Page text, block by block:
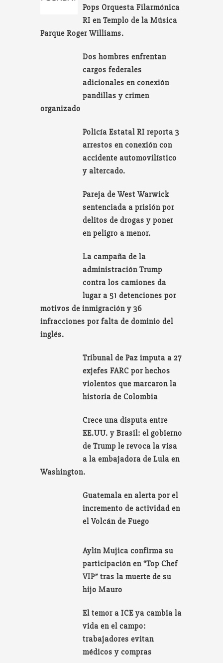
Pops Orquesta Filarmónica
RI en Templo de la Música
Parque Roger Williams.
Dos hombres enfrentan
cargos federales
adicionales en conexión
pandillas y crimen
organizado
Policía Estatal RI reporta 3
arrestos en conexión con
accidente automovilístico
y altercado.
Pareja de West Warwick
sentenciada a prisión por
delitos de drogas y poner
en peligro a menor.
La campaña de la
administración Trump
contra los camiones da
lugar a 51 detenciones por
motivos de inmigración y 36
infracciones por falta de dominio del
inglés.
Tribunal de Paz imputa a 27
exjefes FARC por hechos
violentos que marcaron la
historia de Colombia
Crece una disputa entre
EE.UU. y Brasil: el gobierno
de Trump le revoca la visa
a la embajadora de Lula en
Washington.
Guatemala en alerta por el
incremento de actividad en
el Volcán de Fuego
Aylín Mujica confirma su
participación en “Top Chef
VIP” tras la muerte de su
hijo Mauro
El temor a ICE ya cambia la
vida en el campo:
trabajadores evitan
médicos y compras